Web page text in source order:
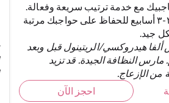
مع خدمة ترتيب سريعة وفعالة.
يُوصى بتنفيذها كل ٢-٣ أسابيع للحفاظ على حواجبك مرتبة
جيد.
هيدروكسي/الريتينول قبل وبعد
بمدة ٢-٣ أيام. مارس النظافة الجيدة. قد تزيد
من الإزعاج.
احجز الآن